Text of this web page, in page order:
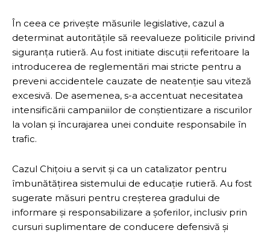
În ceea ce privește măsurile legislative, cazul a
determinat autoritățile să reevalueze politicile privind
siguranța rutieră. Au fost initiate discuții referitoare la
introducerea de reglementări mai stricte pentru a
preveni accidentele cauzate de neatenție sau viteză
excesivă. De asemenea, s-a accentuat necesitatea
intensificării campaniilor de conștientizare a riscurilor
la volan și încurajarea unei conduite responsabile în
trafic.
Cazul Chițoiu a servit și ca un catalizator pentru
îmbunătățirea sistemului de educație rutieră. Au fost
sugerate măsuri pentru creșterea gradului de
informare și responsabilizare a șoferilor, inclusiv prin
cursuri suplimentare de conducere defensivă și